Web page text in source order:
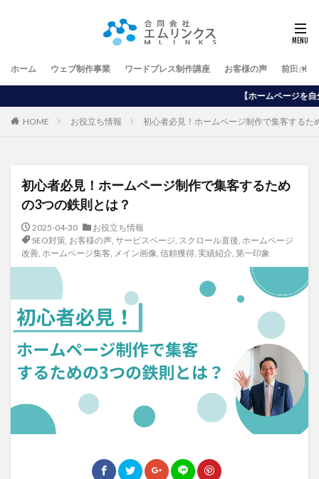
ホーム ウェブ制作事業 ワードプレス制作講座 お客様の声 前田が行
【ホームページを自分で作りたい方向け】ワ
HOME お役立ち情報 初心者必見！ホームページ制作で集客するた
初心者必見！ホームページ制作で集客するため
の3つの鉄則とは？
2025-04-30
お役立ち情報
SEO対策, お客様の声, サービスページ, スクロール直後, ホームページ
改善, ホームページ集客, メイン画像, 信頼獲得, 実績紹介, 第一印象